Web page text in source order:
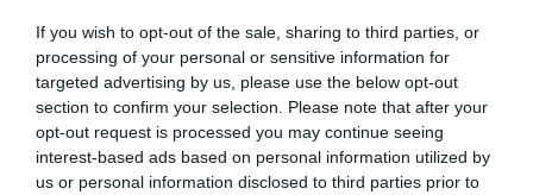
If you wish to opt-out of the sale, sharing to third parties, or
processing of your personal or sensitive information for
targeted advertising by us, please use the below opt-out
section to confirm your selection. Please note that after your
opt-out request is processed you may continue seeing
interest-based ads based on personal information utilized by
us or personal information disclosed to third parties prior to
08.08.2026 | 08:00
Μεγάλο πανηγύρι στην Εύβοια:
Πλημμύρισε με κόσμο η Φαράκλα
(pics&vid)
08.08.2026 | 00:59
βουλευτή Σίμο
Κεδίκογλου- Τι
αναφέρει
στέκι